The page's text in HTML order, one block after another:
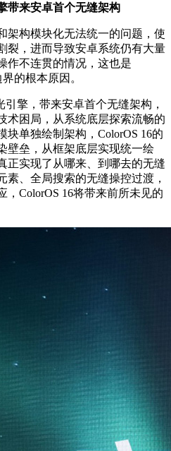
带来安卓首个无缝架构
构模块化无法统一的问题，使
裂，进而导致安卓系统仍有大量
作不连贯的情况，这也是
的根本原因。
擎，带来安卓首个无缝架构，
术困局，从系统底层探索流畅的
单独绘制架构，ColorOS 16的
壁垒，从框架底层实现统一绘
正实现了从哪来、到哪去的无缝
素、全局搜索的无缝操控过渡，
ColorOS 16将带来前所未见的